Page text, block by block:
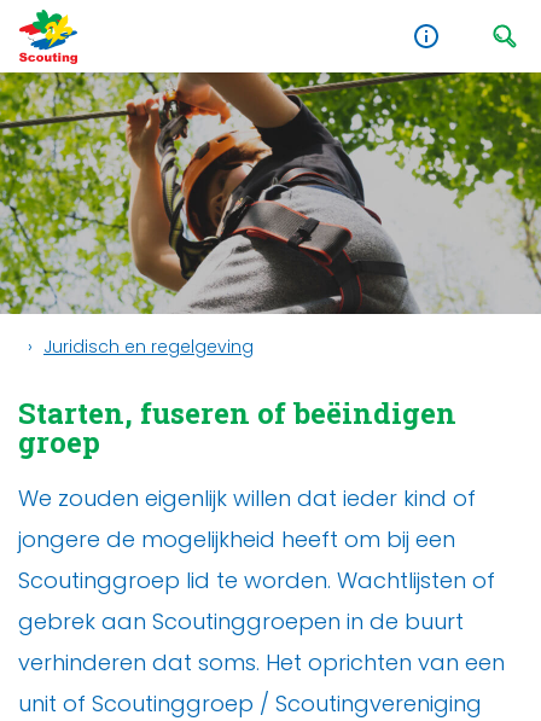
Juridisch en regelgeving
Starten, fuseren of beëindigen
groep
We zouden eigenlijk willen dat ieder kind of
jongere de mogelijkheid heeft om bij een
Scoutinggroep lid te worden. Wachtlijsten of
gebrek aan Scoutinggroepen in de buurt
verhinderen dat soms. Het oprichten van een
unit of Scoutinggroep / Scoutingvereniging